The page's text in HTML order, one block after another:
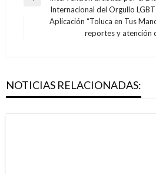
de
entradas
Entrada
Internacional del Orgullo
Aplicación “Toluca en Tus
reportes y atención
NOTICIAS RELACIONADAS: